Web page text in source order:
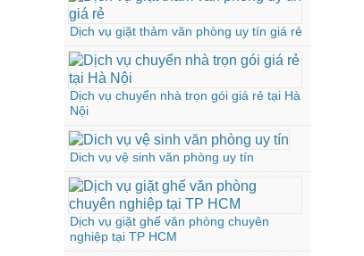
Dịch vụ giặt thảm văn phòng uy tín giá rẻ
Dịch vụ chuyển nhà trọn gói giá rẻ tại Hà
Nội
Dich vụ vệ sinh văn phòng uy tín
Dịch vụ giặt ghế văn phòng chuyên
nghiệp tại TP HCM